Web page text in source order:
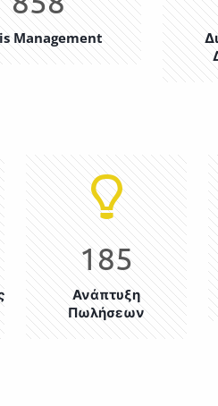
Management
185
Ανάπτυξη
Πωλήσεων